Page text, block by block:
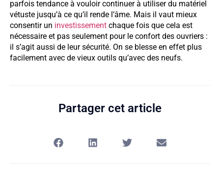
parfois tendance à vouloir continuer à utiliser du matériel
vétuste jusqu’à ce qu’il rende l’âme. Mais il vaut mieux
consentir un investissement chaque fois que cela est
nécessaire et pas seulement pour le confort des ouvriers :
il s’agit aussi de leur sécurité. On se blesse en effet plus
facilement avec de vieux outils qu’avec des neufs.
Partager cet article